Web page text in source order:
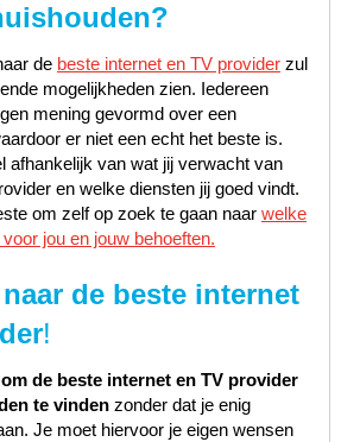
de beste internet en TV providerzul
mogelijkheden zien. Iedereen
mening gevormd over een
er niet een echt het beste is.
afhankelijk van wat jij verwacht van
en welke diensten jij goed vindt.
om zelf op zoek te gaan naar welke
jou en jouw behoeften.
de beste internet
!
de beste internet en TV provider
te vindenzonder dat je enig
Je moet hiervoor je eigen wensen